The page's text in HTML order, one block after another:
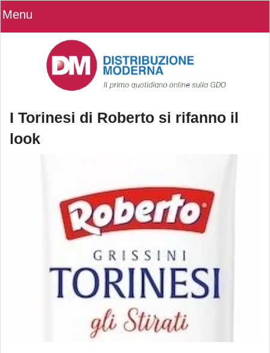
Menu
I Torinesi di Roberto si rifanno il
look